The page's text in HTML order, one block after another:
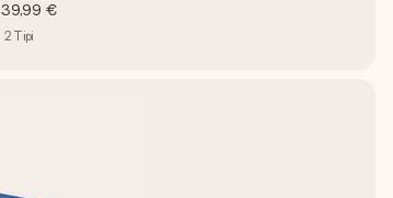
39,99 €
2 Tipi